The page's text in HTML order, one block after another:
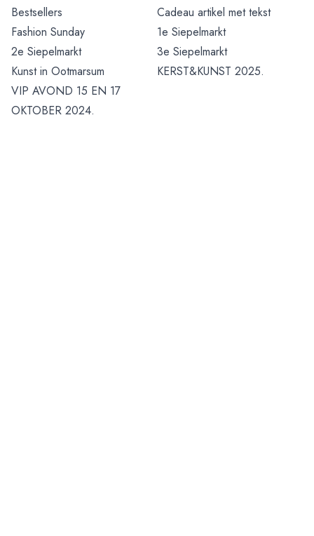
Bestsellers
Cadeau artikel met tekst
Fashion Sunday
1e Siepelmarkt
2e Siepelmarkt
3e Siepelmarkt
Kunst in Ootmarsum
KERST&KUNST 2025.
VIP AVOND 15 EN 17
OKTOBER 2024.